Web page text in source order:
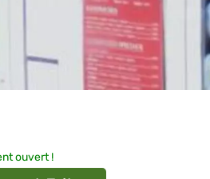
ouvert !